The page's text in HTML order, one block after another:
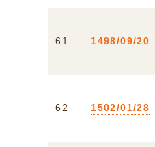
61 1498/09/20
62 1502/01/28